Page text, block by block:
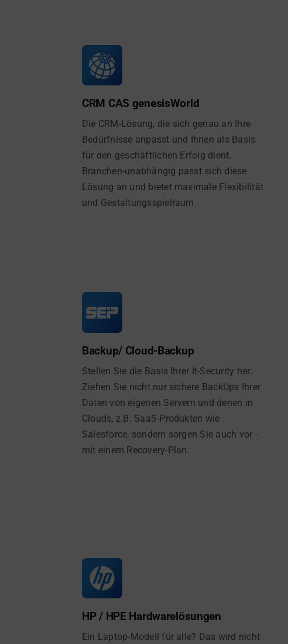
CRM CAS genesisWorld
Die CRM-Lösung, die sich genau an Ihre
Bedürfnisse anpasst und Ihnen als Basis
für den geschäftlichen Erfolg dient.
Branchen-unabhängig passt sich diese
Lösung an und bietet maximale Flexibilität
und Gestaltungsspielraum.
Backup/ Cloud-Backup
Stellen Sie die Basis Ihrer It-Security her:
Ziehen Sie nicht nur sichere BackUps Ihrer
Daten von eigenen Servern und denen in
Clouds, z.B. SaaS-Produkten wie
Salesforce, sondern sorgen Sie auch vor -
mit einem Recovery-Plan.
HP / HPE Hardwarelösungen
Ein Laptop-Modell für alle? Das wird nicht